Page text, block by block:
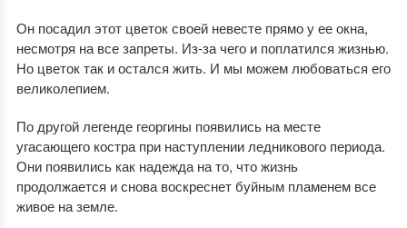
Он посадил этот цветок своей невесте прямо у ее окна,
несмотря на все запреты. Из-за чего и поплатился жизнью.
Но цветок так и остался жить. И мы можем любоваться его
великолепием.
По другой легенде георгины появились на месте
угасающего костра при наступлении ледникового периода.
Они появились как надежда на то, что жизнь
продолжается и снова воскреснет буйным пламенем все
живое на земле.